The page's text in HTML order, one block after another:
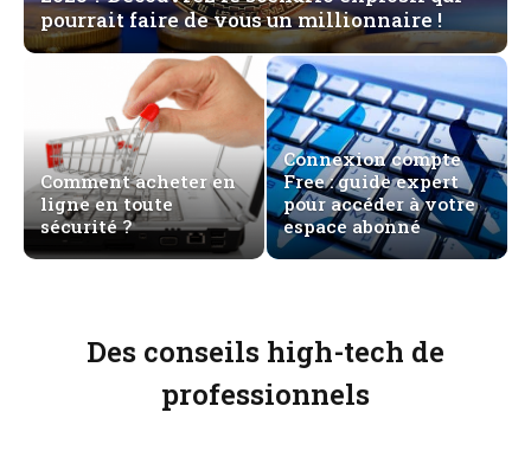
pourrait faire de vous un millionnaire !
Comment acheter en
ligne en toute
sécurité ?
Connexion compte
Free : guide expert
pour accéder à votre
espace abonné
Des conseils high-tech de
professionnels